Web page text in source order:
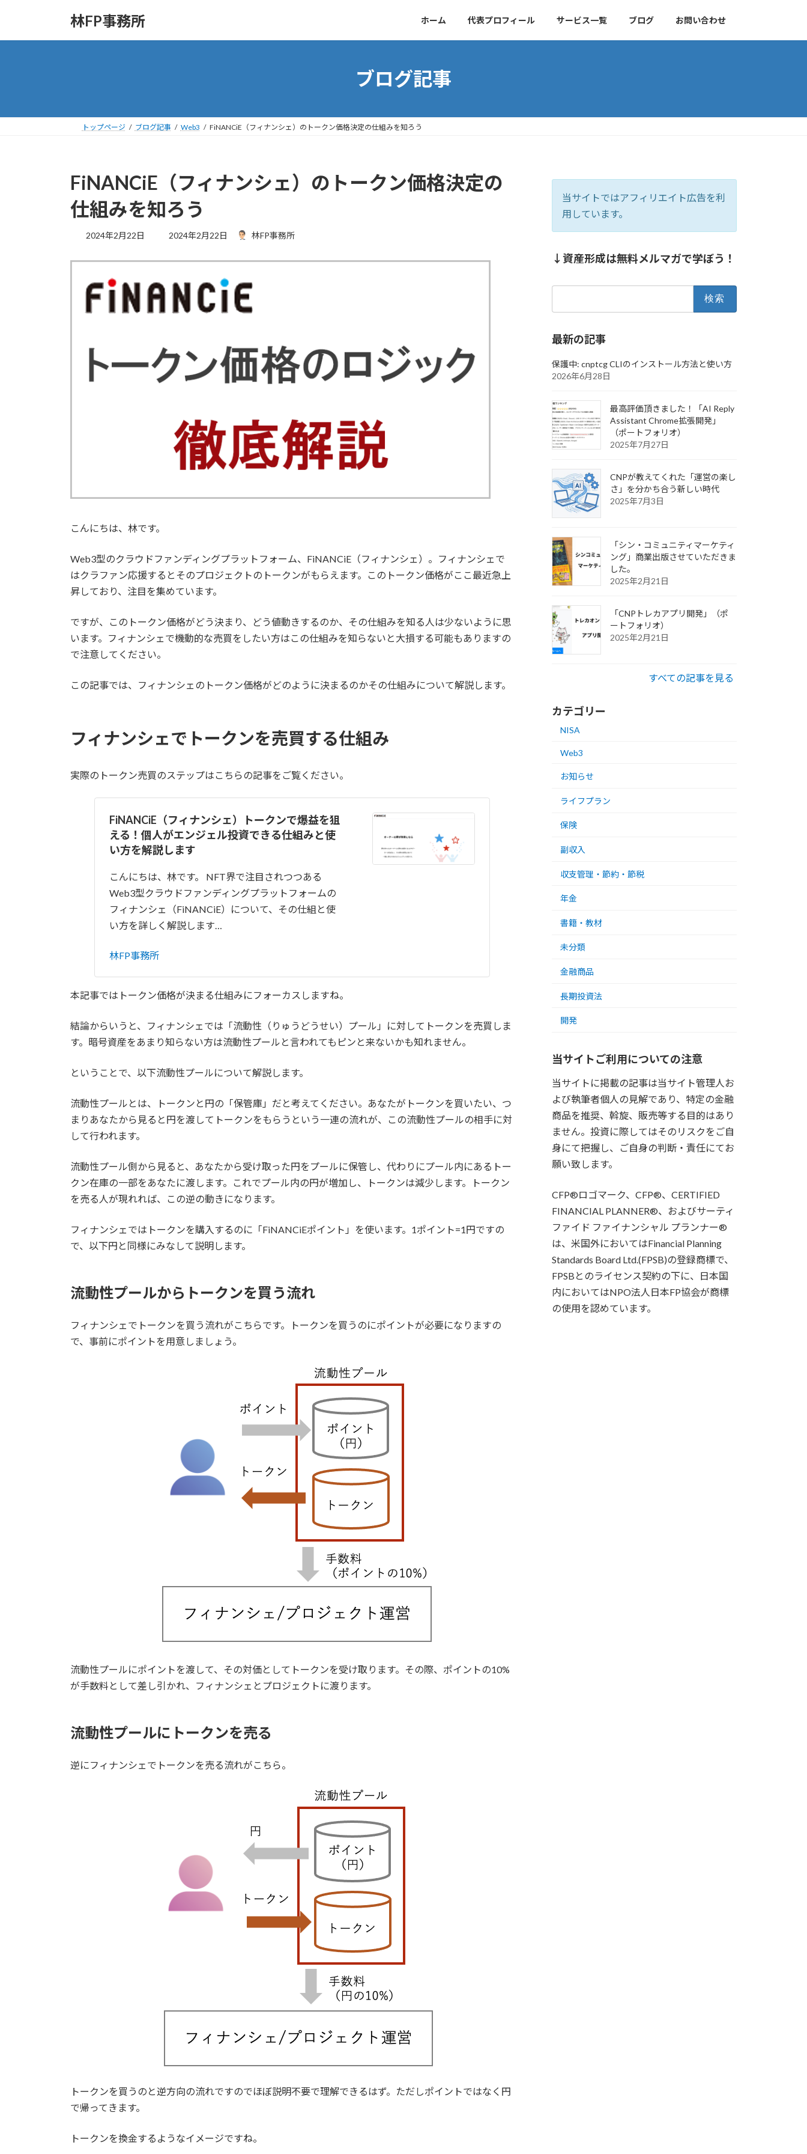
林FP事務所 ホーム 代表プロフィール サービス一覧 ブログ お問い合わせ
ブログ記事
トップページ ブログ記事 Web3 FiNANCiE（フィナンシェ）のトークン価格決定の仕組みを知ろう
FiNANCiE（フィナンシェ）のトークン価格決定の
仕組みを知ろう
2024年2月22日
最
日
2024年2月22日 林FP事務所
こんにちは、林です。
Web3型のクラウドファンディングプラットフォーム、FiNANCiE（フィナンシェ）。フィナンシェで
はクラファン応援するとそのプロジェクトのトークンがもらえます。このトークン価格がここ最近急上
昇しており、注目を集めています。
ですが、このトークン価格がどう決まり、どう値動きするのか、その仕組みを知る人は少ないように思
います。フィナンシェで機動的な売買をしたい方はこの仕組みを知らないと大損する可能もありますの
で注意してください。
この記事では、フィナンシェのトークン価格がどのように決まるのかその仕組みについて解説します。
フィナンシェでトークンを売買する仕組み
実際のトークン売買のステップはこちらの記事をご覧ください。
FiNANCiE（フィナンシェ）トークンで爆益を狙
える！個人がエンジェル投資できる仕組みと使
い方を解説します
こんにちは、林です。 NFT界で注目されつつある
Web3型クラウドファンディングプラットフォームの
フィナンシェ（FiNANCiE）について、その仕組と使
い方を詳しく解説します…
林FP事務所
本記事ではトークン価格が決まる仕組みにフォーカスしますね。
結論からいうと、フィナンシェでは「流動性（りゅうどうせい）プール」に対してトークンを売買しま
す。暗号資産をあまり知らない方は流動性プールと言われてもピンと来ないかも知れません。
ということで、以下流動性プールについて解説します。
流動性プールとは、トークンと円の「保管庫」だと考えてください。あなたがトークンを買いたい、つ
まりあなたから見ると円を渡してトークンをもらうという一連の流れが、この流動性プールの相手に対
して行われます。
流動性プール側から見ると、あなたから受け取った円をプールに保管し、代わりにプール内にあるトー
クン在庫の一部をあなたに渡します。これでプール内の円が増加し、トークンは減少します。トークン
を売る人が現れれば、この逆の動きになります。
フィナンシェではトークンを購入するのに「FiNANCiEポイント」を使います。1ポイント=1円ですの
で、以下円と同様にみなして説明します。
流動性プールからトークンを買う流れ
フィナンシェでトークンを買う流れがこちらです。トークンを買うのにポイントが必要になりますの
で、事前にポイントを用意しましょう。
流動性プールにポイントを渡して、その対価としてトークンを受け取ります。その際、ポイントの10%
が手数料として差し引かれ、フィナンシェとプロジェクトに渡ります。
流動性プールにトークンを売る
逆にフィナンシェでトークンを売る流れがこちら。
トークンを買うのと逆方向の流れですのでほぼ説明不要で理解できるはず。ただしポイントではなく円
で帰ってきます。
トークンを換金するようなイメージですね。
当サイトではアフィリエイト広告を利
用しています。
↓資産形成は無料メルマガで学ぼう！
最新の記事
保護中: cnptcg CLIのインストール方法と使い方
2026年6月28日
最高評価頂きました！「AI Reply
Assistant Chrome拡張開発」
（ポートフォリオ）
2025年7月27日
CNPが教えてくれた「運営の楽し
さ」を分かち合う新しい時代
2025年7月3日
「シン・コミュニティマーケティ
ング」商業出版させていただきま
した。
2025年2月21日
「CNPトレカアプリ開発」（ポ
ートフォリオ）
2025年2月21日
すべての記事を見る
カテゴリー
NISA
Web3
お知らせ
ライフプラン
保険
副収入
収支管理・節約・節税
年金
書籍・教材
未分類
金融商品
長期投資法
開発
当サイトご利用についての注意
当サイトに掲載の記事は当サイト管理人お
よび執筆者個人の見解であり、特定の金融
商品を推奨、斡旋、販売等する目的はあり
ません。投資に際してはそのリスクをご自
身にて把握し、ご自身の判断・責任にてお
願い致します。
CFP®ロゴマーク、CFP®、CERTIFIED
FINANCIAL PLANNER®、およびサーティ
ファイド ファイナンシャル プランナー®
は、米国外においてはFinancial Planning
Standards Board Ltd.(FPSB)の登録商標で、
FPSBとのライセンス契約の下に、日本国
内においてはNPO法人日本FP協会が商標
の使用を認めています。